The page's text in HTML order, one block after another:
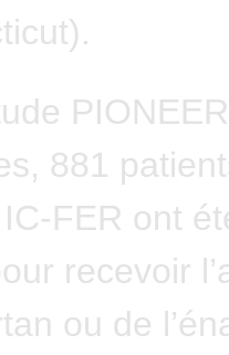
881
FER ont
recevoir
ou de